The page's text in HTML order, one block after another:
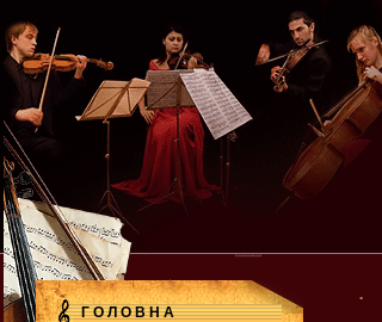
Г О Л О В Н А
.